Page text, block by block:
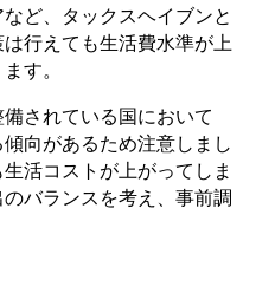
ど、タックスヘイブンと
行えても生活費水準が上
す。
されている国において
向があるため注意しまし
活コストが上がってしま
バランスを考え、事前調